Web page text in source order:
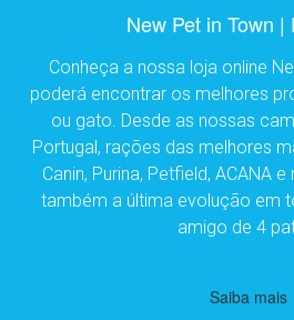
New Pet in Town |
Conheça a nossa loja online
poderá encontrar os melhores
ou gato. Desde as nossas
Portugal, rações das melhores
Canin, Purina, Petfield, ACANA
também a última evolução em
amigo de 4
Saiba mais